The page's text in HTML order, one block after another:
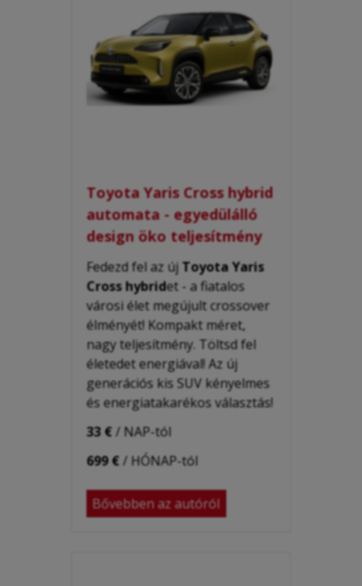
Toyota Yaris Cross hybrid
automata - egyedülálló
design öko teljesítmény
Fedezd fel az újToyota Yaris
Cross hybridet - a fiatalos
városi élet megújult crossover
élményét! Kompakt méret,
nagy teljesítmény. Töltsd fel
életedet energiával!Az új
generációs kis SUV kényelmes
és energiatakarékos választás!
33 €/ NAP-tól
699 €/ HÓNAP-tól
Bővebben az autóról